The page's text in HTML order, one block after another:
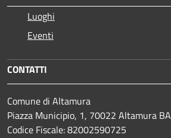
Luoghi
Eventi
CONTATTI
Comune di Altamura
Piazza Municipio, 1, 70022 Altamura BA
Codice Fiscale: 82002590725